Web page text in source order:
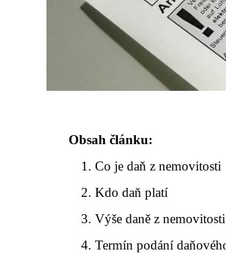
Obsah článku:
Co je daň z nemovitosti
Kdo daň platí
Výše daně z nemovitosti
Termín podání